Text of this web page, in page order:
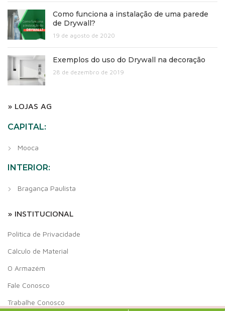
Como funciona a instalação de uma parede
de Drywall?
19 de agosto de 2020
Exemplos do uso do Drywall na decoração
28 de dezembro de 2019
» LOJAS AG
CAPITAL:
Mooca
INTERIOR:
Bragança Paulista
» INSTITUCIONAL
Política de Privacidade
Cálculo de Material
O Armazém
Fale Conosco
Trabalhe Conosco